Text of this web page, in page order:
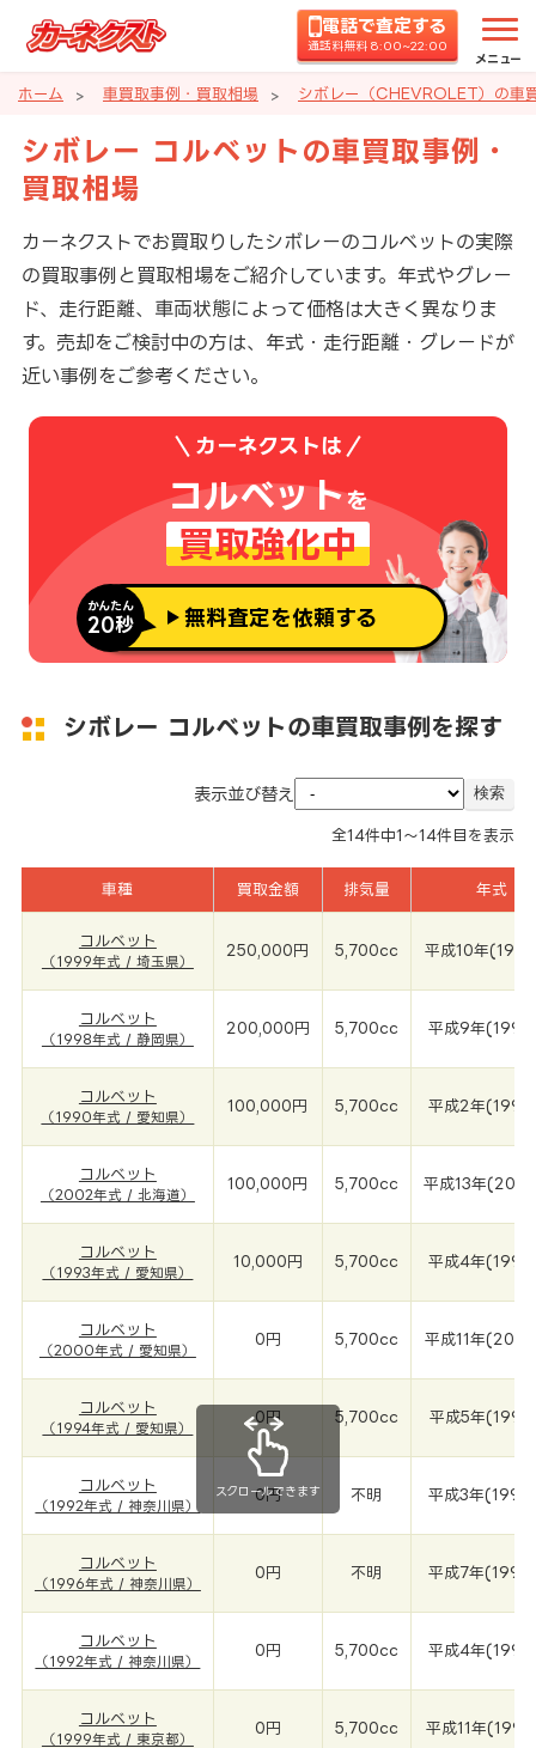
電話で査定する
通話料無料 8:00~22:00
メニュー
ホーム 車買取事例・買取相場 シボレー（CHEVROLET）の車
シボレー コルベットの車買取事例・
買取相場
カーネクストでお買取りしたシボレーのコルベットの実際
の買取事例と買取相場をご紹介しています。年式やグレー
ド、走行距離、車両状態によって価格は大きく異なりま
す。売却をご検討中の方は、年式・走行距離・グレードが
近い事例をご参考ください。
カーネクストは
コルベットを
買取強化中
かんたん
20秒 無料査定を依頼する
シボレー コルベットの車買取事例を探す
表示並び替え
全14件中1～14件目を表示
車種 買取金額 排気量 年式
コルベット
（1999年式 / 埼玉県）
250,000円 5,700cc 平成10年
コルベット
（1998年式 / 静岡県）
200,000円 5,700cc 平成9年(1998
コルベット
（1990年式 / 愛知県）
100,000円 5,700cc 平成2年(1990
コルベット
（2002年式 / 北海道）
100,000円 5,700cc 平成13年
コルベット
（1993年式 / 愛知県）
10,000円 5,700cc 平成4年(1993
コルベット
（2000年式 / 愛知県）
0円 5,700cc 平成11年
コルベット
（1994年式 / 愛知県）
0円 5,700cc 平成5年(1994
コルベット
（1992年式 / 神奈川県）
0円 不明 平成3年(1992
コルベット
（1996年式 / 神奈川県）
0円 不明 平成7年(1996
コルベット
（1992年式 / 神奈川県）
0円 5,700cc 平成4年(1992
コルベット
（1999年式 / 東京都）
0円 5,700cc 平成11年
スクロールできます